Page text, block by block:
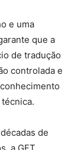
e uma
que a
de tradução
controlada e
de